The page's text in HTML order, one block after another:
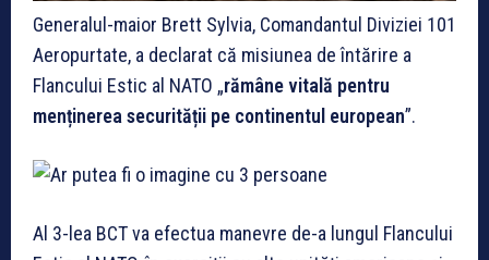
Generalul-maior Brett Sylvia, Comandantul Diviziei 101
Aeropurtate, a declarat că misiunea de întărire a
Flancului Estic al NATO „rămâne vitală pentru
menținerea securității pe continentul european”.
Al 3-lea BCT va efectua manevre de-a lungul Flancului